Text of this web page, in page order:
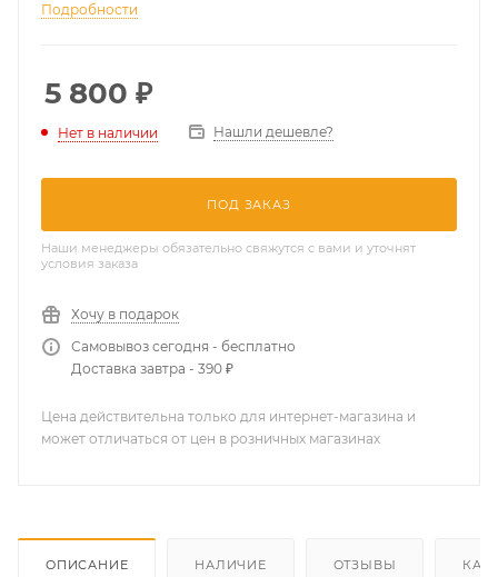
Подробности
5 800 ₽
Нет в наличии Нашли дешевле?
ПОД ЗАКАЗ
Наши менеджеры обязательно свяжутся с вами и уточнят
условия заказа
Хочу в подарок
Самовывоз сегодня - бесплатно
Доставка завтра - 390 ₽
Цена действительна только для интернет-магазина и
может отличаться от цен в розничных магазинах
ОПИСАНИЕ НАЛИЧИЕ ОТЗЫВЫ КАК